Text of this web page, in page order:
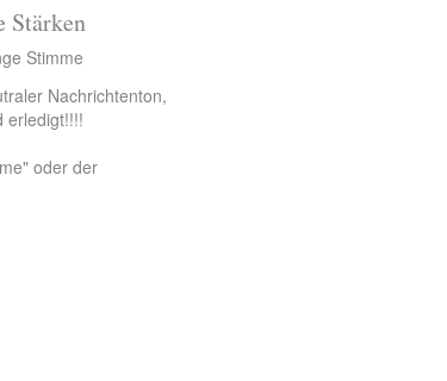
Stärken
Stimme
Nachrichtenton,
erledigt!!!!
oder der